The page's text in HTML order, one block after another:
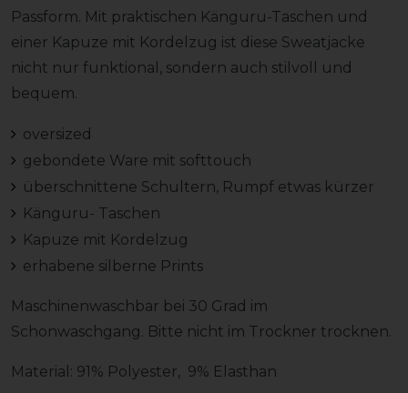
Passform. Mit praktischen Känguru-Taschen und
einer Kapuze mit Kordelzug ist diese Sweatjacke
nicht nur funktional, sondern auch stilvoll und
bequem.
oversized
gebondete Ware mit softtouch
überschnittene Schultern, Rumpf etwas kürzer
Känguru- Taschen
Kapuze mit Kordelzug
erhabene silberne Prints
Maschinenwaschbar bei 30 Grad im
Schonwaschgang. Bitte nicht im Trockner trocknen.
Material: 91% Polyester, 9% Elasthan